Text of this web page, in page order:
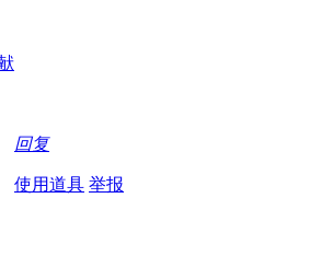
回复
使用道具 举报